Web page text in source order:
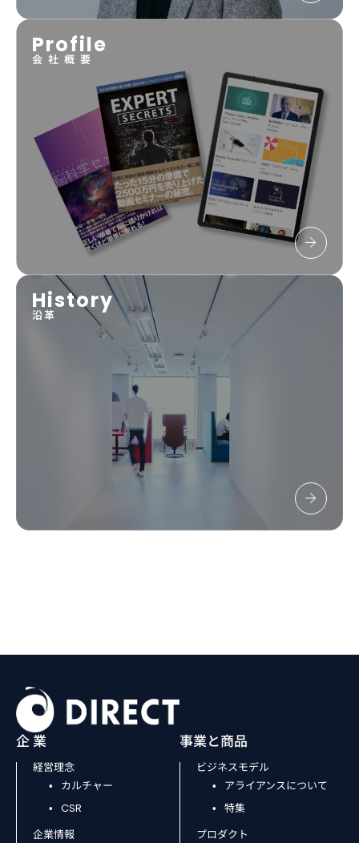
Profile
会 社 概 要
History
沿革
企 業
経営理念
カルチャー
CSR
企業情報
事業と商品
ビジネスモデル
アライアンスについて
特集
プロダクト